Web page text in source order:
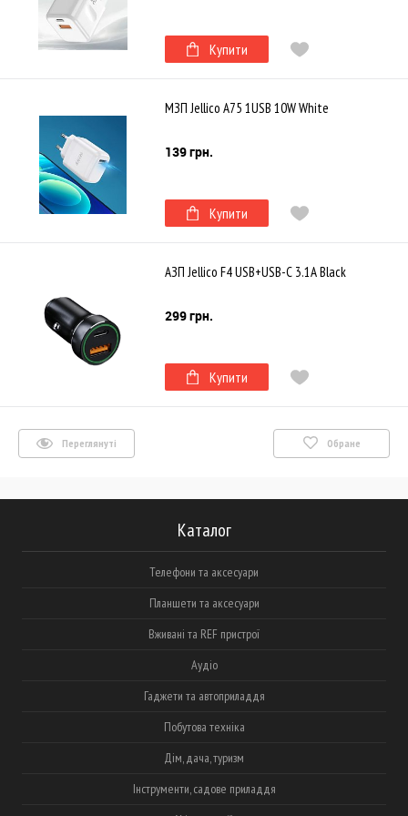
Купити
МЗП Jellico A75 1USB 10W White
139 грн.
Купити
АЗП Jellico F4 USB+USB-C 3.1A Black
299 грн.
Купити
Переглянуті Обране
Каталог
Телефони та аксесуари
Планшети та аксесуари
Вживані та REF пристрої
Аудіо
Гаджети та автоприладдя
Побутова техніка
Дім, дача, туризм
Інструменти, садове приладдя